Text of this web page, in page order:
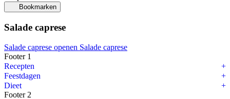
Bookmarken
Salade caprese
Salade caprese openen Salade caprese
Footer 1
Recepten
Feestdagen
Dieet
Footer 2